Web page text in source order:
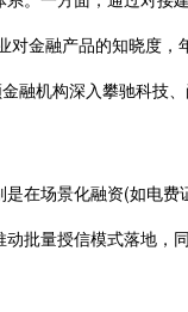
金融产品的知晓度
融机构深入攀驰科
场景化融资(如电费
批量授信模式落地